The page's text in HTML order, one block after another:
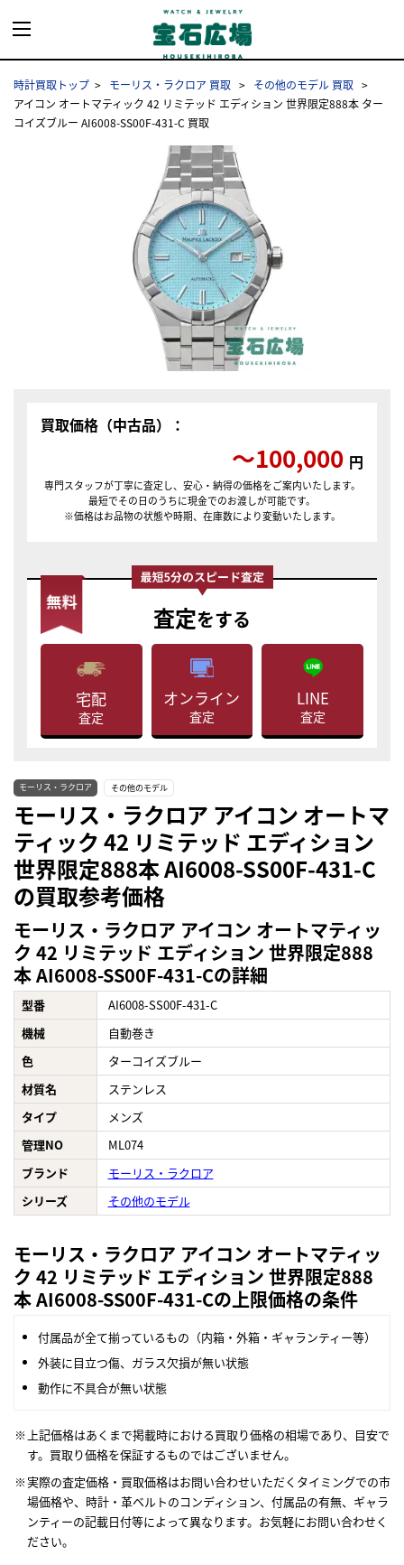
時計買取トップ モーリス・ラクロア 買取
その他のモデル 買取
アイコン オートマティック 42 リミテッド エディション 世界限定888本 ター
コイズブルー AI6008-SS00F-431-C 買取
買取価格（中古品）：
〜100,000 円
専門スタッフが丁寧に査定し、安心・納得の価格をご案内いたします。
最短でその日のうちに現金でのお渡しが可能です。
※価格はお品物の状態や時期、在庫数により変動いたします。
査定をする
宅配
査定
オンライン
査定
LINE
査定
モーリス・ラクロア その他のモデル
モーリス・ラクロア アイコン オートマ
ティック 42 リミテッド エディション
世界限定888本 AI6008-SS00F-431-C
の買取参考価格
モーリス・ラクロア アイコン オートマティッ
ク 42 リミテッド エディション 世界限定888
本 AI6008-SS00F-431-Cの詳細
型番
AI6008-SS00F-431-C
機械
自動巻き
色
ターコイズブルー
材質名
ステンレス
タイプ
メンズ
管理NO
ML074
ブランド
モーリス・ラクロア
シリーズ
その他のモデル
モーリス・ラクロア アイコン オートマティッ
ク 42 リミテッド エディション 世界限定888
本 AI6008-SS00F-431-Cの上限価格の条件
付属品が全て揃っているもの（内箱・外箱・ギャランティー等）
外装に目立つ傷、ガラス欠損が無い状態
動作に不具合が無い状態
上記価格はあくまで掲載時における買取り価格の相場であり、目安で
す。買取り価格を保証するものではございません。
実際の査定価格・買取価格はお問い合わせいただくタイミングでの市
場価格や、時計・革ベルトのコンディション、付属品の有無、ギャラ
ンティーの記載日付等によって異なります。お気軽にお問い合わせく
ださい。